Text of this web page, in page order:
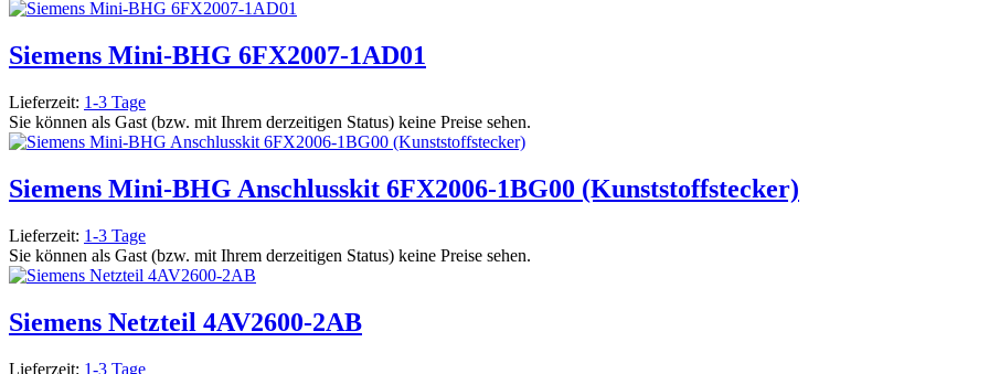
Siemens Mini-BHG 6FX2007-1AD01
Lieferzeit: 1-3 Tage
Sie können als Gast (bzw. mit Ihrem derzeitigen Status) keine Preise sehen.
Siemens Mini-BHG Anschlusskit 6FX2006-1BG00 (Kunststoffstecker)
Lieferzeit: 1-3 Tage
Sie können als Gast (bzw. mit Ihrem derzeitigen Status) keine Preise sehen.
Siemens Netzteil 4AV2600-2AB
Lieferzeit: 1-3 Tage